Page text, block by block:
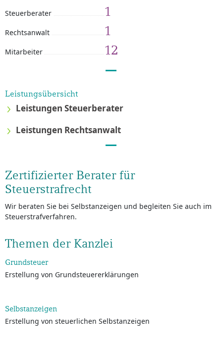
Steuerberater 1
Rechtsanwalt 1
Mitarbeiter 12
Leistungsübersicht
Leistungen Steuerberater
Leistungen Rechtsanwalt
Zertifizierter Berater für
Steuerstrafrecht
Wir beraten Sie bei Selbstanzeigen und begleiten Sie auch im
Steuerstrafverfahren.
Themen der Kanzlei
Grundsteuer
Erstellung von Grundsteuererklärungen
Selbstanzeigen
Erstellung von steuerlichen Selbstanzeigen